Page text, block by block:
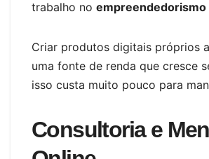
trabalho no empreendedorismo
Criar produtos digitais próprios
uma fonte de renda que cresce
isso custa muito pouco para
Consultoria e